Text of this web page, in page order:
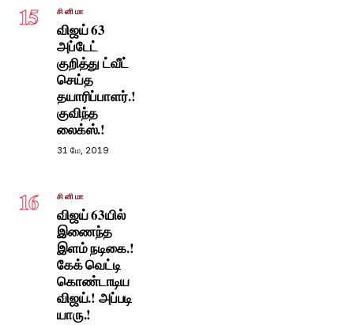
15 சினிமா
விஜய் 63
அப்டேட்
குறித்து ட்வீட்
செய்த
தயாரிப்பாளர்.!
குவிந்த
லைக்ஸ்.!
31 மே, 2019
16 சினிமா
விஜய் 63யில்
இணைந்த
இளம் நடிகை.!
கேக் வெட்டி
கொண்டாடிய
விஜய்.! அப்படி
யாரு.!